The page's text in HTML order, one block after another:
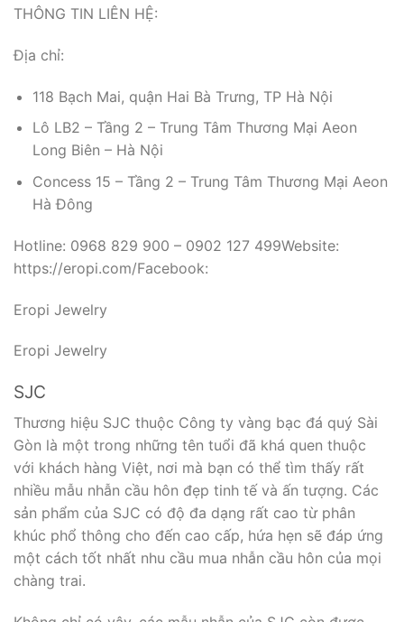
THÔNG TIN LIÊN HỆ:
Địa chỉ:
118 Bạch Mai, quận Hai Bà Trưng, TP Hà Nội
Lô LB2 – Tầng 2 – Trung Tâm Thương Mại Aeon
Long Biên – Hà Nội
Concess 15 – Tầng 2 – Trung Tâm Thương Mại Aeon
Hà Đông
Hotline: 0968 829 900 – 0902 127 499Website:
https://eropi.com/Facebook:
Eropi Jewelry
Eropi Jewelry
SJC
Thương hiệu SJC thuộc Công ty vàng bạc đá quý Sài
Gòn là một trong những tên tuổi đã khá quen thuộc
với khách hàng Việt, nơi mà bạn có thể tìm thấy rất
nhiều mẫu nhẫn cầu hôn đẹp tinh tế và ấn tượng. Các
sản phẩm của SJC có độ đa dạng rất cao từ phân
khúc phổ thông cho đến cao cấp, hứa hẹn sẽ đáp ứng
một cách tốt nhất nhu cầu mua nhẫn cầu hôn của mọi
chàng trai.